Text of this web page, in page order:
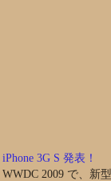
iPhone 3G S 発表！
WWDC 2009 で、新